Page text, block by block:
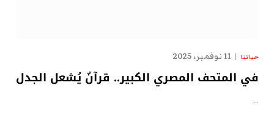
حياتنا 11 نوفمبر، 2025
في المتحف المصري الكبير.. قرآنٌ يُشعل الجدل
…